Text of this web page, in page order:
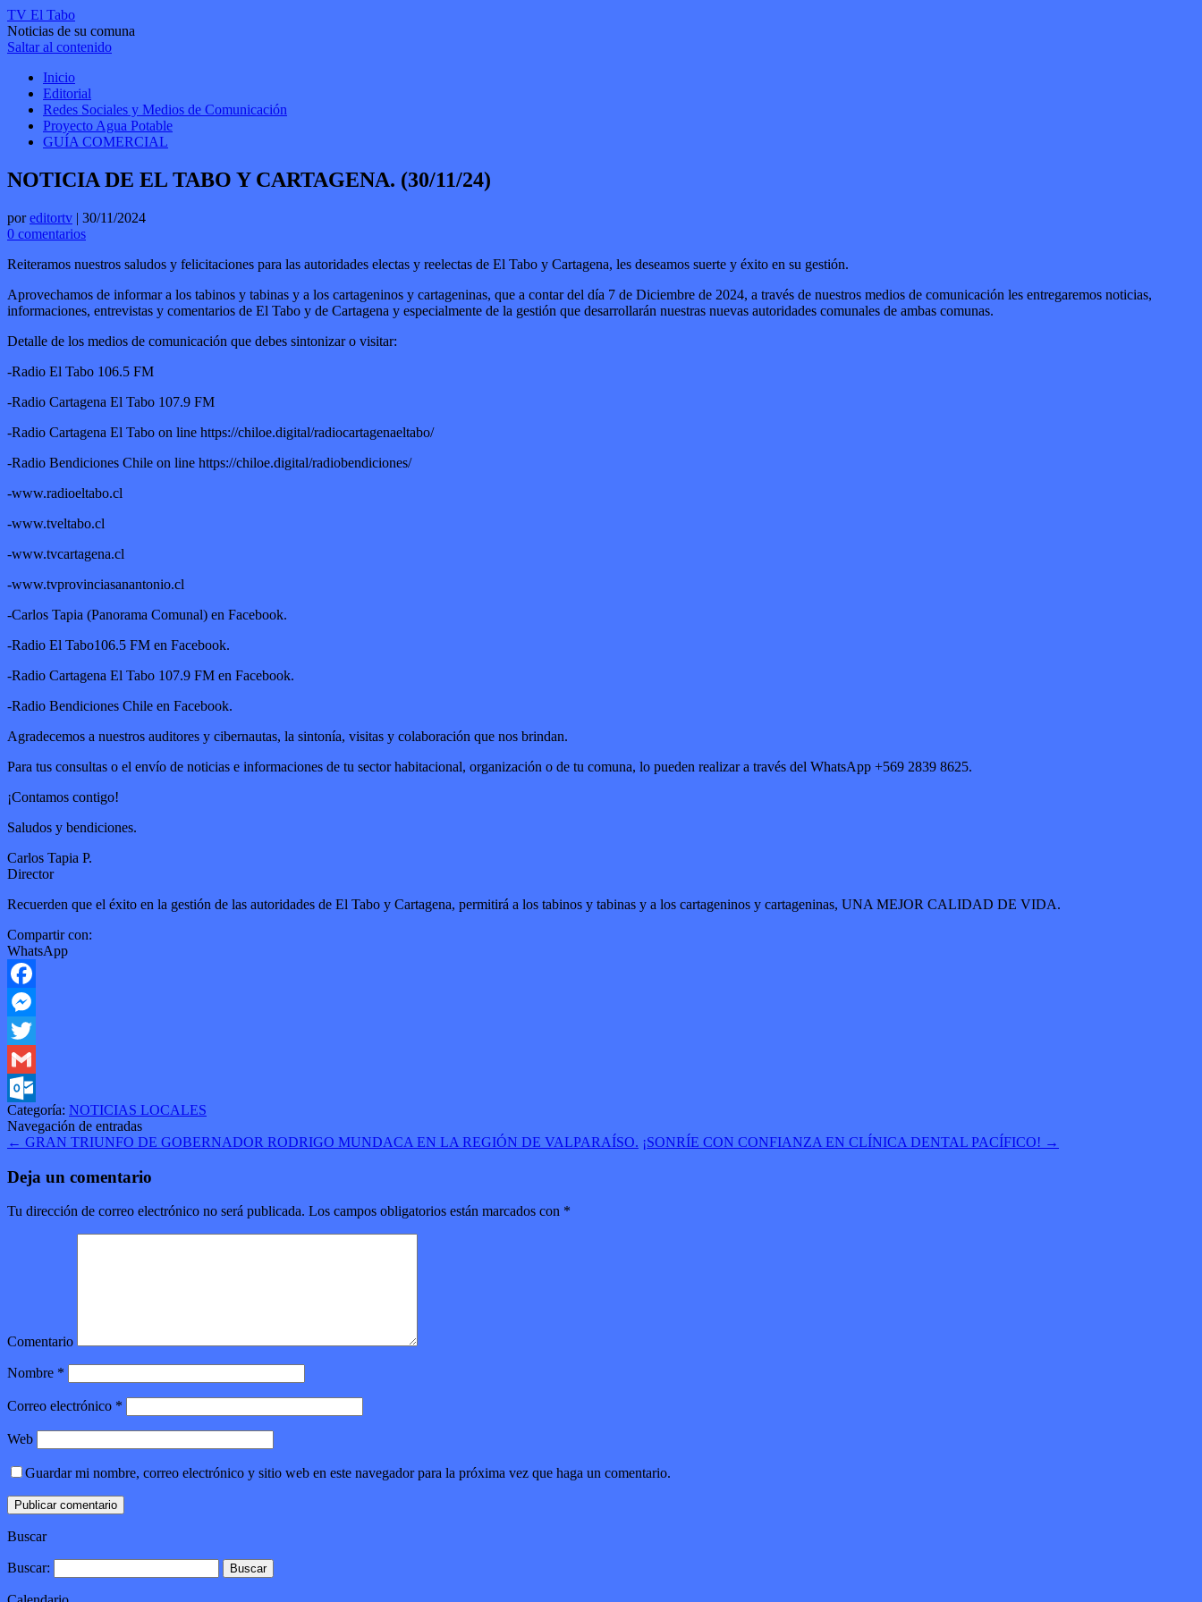
TV El Tabo
Noticias de su comuna
Saltar al contenido
Inicio
Editorial
Redes Sociales y Medios de Comunicación
Proyecto Agua Potable
GUÍA COMERCIAL
NOTICIA DE EL TABO Y CARTAGENA. (30/11/24)
poreditortv | 30/11/2024
0 comentarios
Reiteramos nuestros saludos y felicitaciones para las autoridades electas y reelectas de El Tabo y Cartagena, les deseamos suerte y éxito en su gestión.
Aprovechamos de informar a los tabinos y tabinas y a los cartageninos y cartageninas, que a contar del día 7 de Diciembre de 2024, a través de nuestros medios de comunicación les entregaremos noticias,
informaciones, entrevistas y comentarios de El Tabo y de Cartagena y especialmente de la gestión que desarrollarán nuestras nuevas autoridades comunales de ambas comunas.
Detalle de los medios de comunicación que debes sintonizar o visitar:
-Radio El Tabo 106.5 FM
-Radio Cartagena El Tabo 107.9 FM
-Radio Cartagena El Tabo on line https://chiloe.digital/radiocartagenaeltabo/
-Radio Bendiciones Chile on line https://chiloe.digital/radiobendiciones/
-www.radioeltabo.cl
-www.tveltabo.cl
-www.tvcartagena.cl
-www.tvprovinciasanantonio.cl
-Carlos Tapia (Panorama Comunal) en Facebook.
-Radio El Tabo106.5 FM en Facebook.
-Radio Cartagena El Tabo 107.9 FM en Facebook.
-Radio Bendiciones Chile en Facebook.
Agradecemos a nuestros auditores y cibernautas, la sintonía, visitas y colaboración que nos brindan.
Para tus consultas o el envío de noticias e informaciones de tu sector habitacional, organización o de tu comuna, lo pueden realizar a través del WhatsApp +569 2839 8625.
¡Contamos contigo!
Saludos y bendiciones.
Carlos Tapia P.
Director
Recuerden que el éxito en la gestión de las autoridades de El Tabo y Cartagena, permitirá a los tabinos y tabinas y a los cartageninos y cartageninas, UNA MEJOR CALIDAD DE VIDA.
Compartir con:
WhatsApp
Facebook
Messenger
Twitter
Gmail
Outlook.com
Categoría: NOTICIAS LOCALES
Navegación de entradas
← GRAN TRIUNFO DE GOBERNADOR RODRIGO MUNDACA EN LA REGIÓN DE VALPARAÍSO. ¡SONRÍE CON CONFIANZA EN CLÍNICA DENTAL PACÍFICO! →
Deja un comentario
Tu dirección de correo electrónico no será publicada. Los campos obligatorios están marcados con *
Comentario
Nombre *
Correo electrónico *
Web
Guardar mi nombre, correo electrónico y sitio web en este navegador para la próxima vez que haga un comentario.
Buscar
Buscar: